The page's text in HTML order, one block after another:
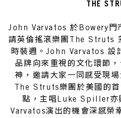
THE
John Varvatos 於Bowery門
請英倫搖滾樂團The Struts
時裝週。John Varvatos 設
品牌向來重視的文化環節
神，邀請大家一同感受現
The Struts樂團於美國的
點，主唱Luke Spiller亦
Varvatos演出的機會深感榮